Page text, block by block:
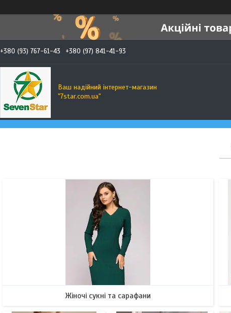
+380 (93) 767-61-43 +380 (97) 841-41-93
Ваш надійний інтернет-магазин
"7star.com.ua"
581
Жіночі сукні та сарафани